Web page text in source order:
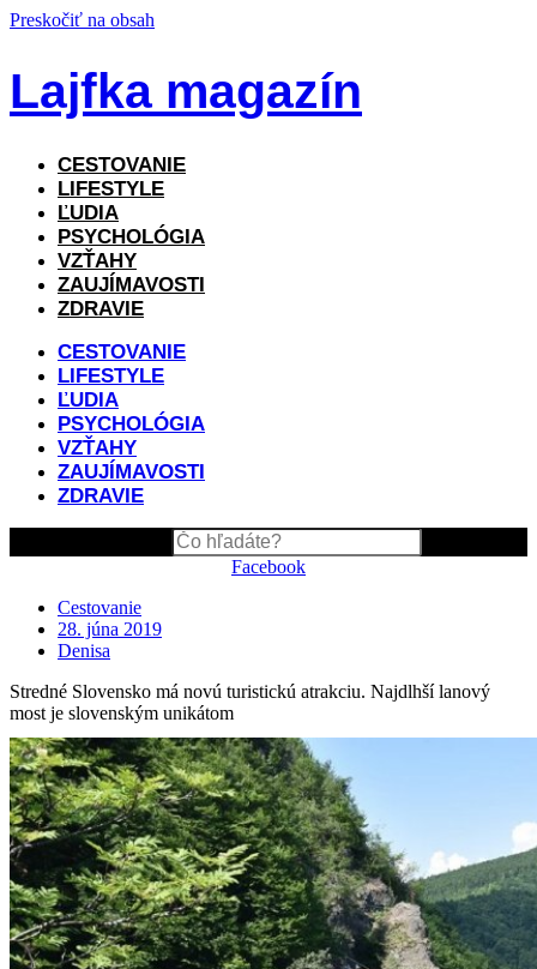
Preskočiť na obsah
Lajfka magazín
CESTOVANIE
LIFESTYLE
ĽUDIA
PSYCHOLÓGIA
VZŤAHY
ZAUJÍMAVOSTI
ZDRAVIE
CESTOVANIE
LIFESTYLE
ĽUDIA
PSYCHOLÓGIA
VZŤAHY
ZAUJÍMAVOSTI
ZDRAVIE
Facebook
Cestovanie
28. júna 2019
Denisa
Stredné Slovensko má novú turistickú atrakciu. Najdlhší lanový
most je slovenským unikátom